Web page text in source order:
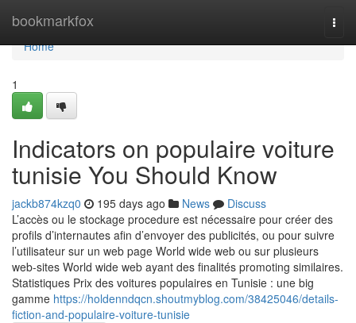
bookmarkfox
Home
Home
1
Indicators on populaire voiture
tunisie You Should Know
jackb874kzq0 195 days ago News
Discuss
L’accès ou le stockage procedure est nécessaire pour créer des
profils d’internautes afin d’envoyer des publicités, ou pour suivre
l’utilisateur sur un web page World wide web ou sur plusieurs
web-sites World wide web ayant des finalités promoting similaires.
Statistiques Prix des voitures populaires en Tunisie : une big
gamme https://holdenndqcn.shoutmyblog.com/38425046/details-
fiction-and-populaire-voiture-tunisie